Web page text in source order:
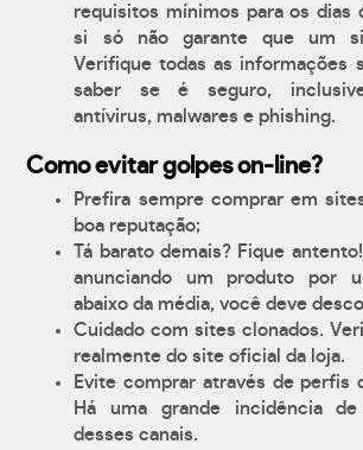
requisitos mínimos para os dias
si só não garante que um
Verifique todas as informações
saber se é seguro,
antívirus, malwares e phishing.
Como evitar golpes on-line?
Prefira sempre comprar em
boa reputação;
Tá barato demais? Fique
anunciando um produto por
abaixo da média, você deve
Cuidado com sites clonados.
realmente do site oficial da loja.
Evite comprar através de perfis
Há uma grande incidência
desses canais.